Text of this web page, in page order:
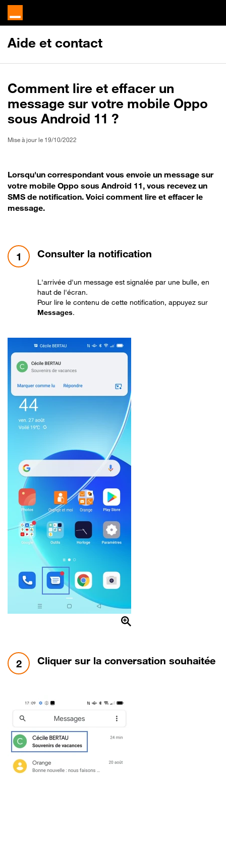
Aide et contact
Comment lire et effacer un
message sur votre mobile Oppo
sous Android 11 ?
Mise à jour le 19/10/2022
Lorsqu'un correspondant vous envoie un message sur
votre mobile Oppo sous Android 11, vous recevez un
SMS de notification. Voici comment lire et effacer le
message.
1 étape 1:
Consulter la notification
L'arrivée d'un message est signalée par une bulle, en
haut de l'écran.
Pour lire le contenu de cette notification, appuyez sur
Messages.
2 étape 2:
Cliquer sur la conversation souhaitée